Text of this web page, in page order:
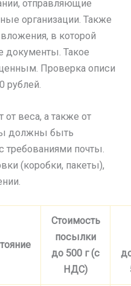
отправляющие
организации. Также
в которой
документы. Такое
Проверка описи
рублей.
веса, а также от
должны быть
требованиями почты.
(коробки, пакеты),
Стоимость
посылки
до 500 г (с
НДС)